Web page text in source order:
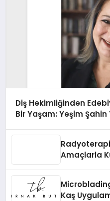
Diş Hekimliğinden
Bir Yaşam: Yeşim
Amaçlarla
Kaş